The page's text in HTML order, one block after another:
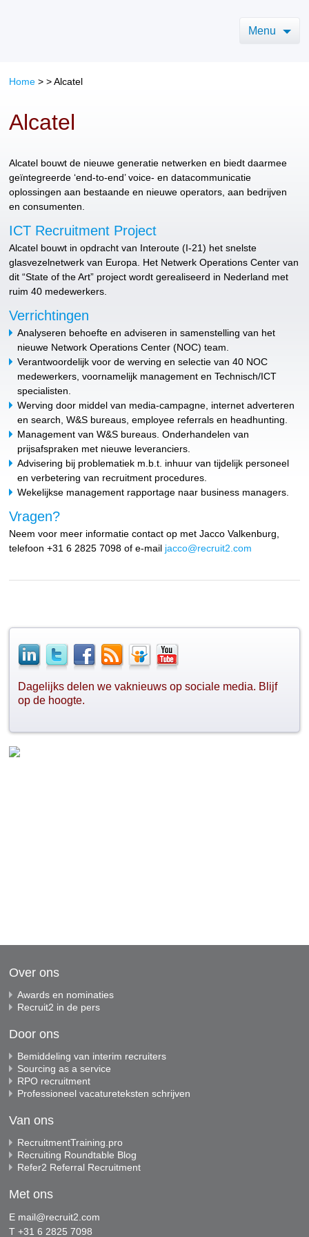
Menu
Home >>Alcatel
Alcatel
Alcatel bouwt de nieuwe generatie netwerken en biedt daarmee
geïntegreerde ‘end-to-end’ voice- en datacommunicatie
oplossingen aan bestaande en nieuwe operators, aan bedrijven
en consumenten.
ICT Recruitment Project
Alcatel bouwt in opdracht van Interoute (I-21) het snelste
glasvezelnetwerk van Europa. Het Netwerk Operations Center van
dit “State of the Art” project wordt gerealiseerd in Nederland met
ruim 40 medewerkers.
Verrichtingen
Analyseren behoefte en adviseren in samenstelling van het
nieuwe Network Operations Center (NOC) team.
Verantwoordelijk voor de werving en selectie van 40 NOC
medewerkers, voornamelijk management en Technisch/ICT
specialisten.
Werving door middel van media-campagne, internet adverteren
en search, W&S bureaus, employee referrals en headhunting.
Management van W&S bureaus. Onderhandelen van
prijsafspraken met nieuwe leveranciers.
Advisering bij problematiek m.b.t. inhuur van tijdelijk personeel
en verbetering van recruitment procedures.
Wekelijkse management rapportage naar business managers.
Vragen?
Neem voor meer informatie contact op met Jacco Valkenburg,
telefoon +31 6 2825 7098 of e-mail jacco@recruit2.com
Dagelijks delen we vaknieuws op sociale media. Blijf
op de hoogte.
Over ons
Awards en nominaties
Recruit2 in de pers
Door ons
Bemiddeling van interim recruiters
Sourcing as a service
RPO recruitment
Professioneel vacatureteksten schrijven
Van ons
RecruitmentTraining.pro
Recruiting Roundtable Blog
Refer2 Referral Recruitment
Met ons
E mail@recruit2.com
T +31 6 2825 7098